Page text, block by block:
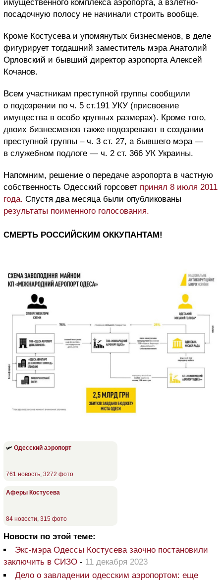
имущественного комплекса аэропорта, а взлетно-
посадочную полосу не начинали строить вообще.
Кроме Костусева и упомянутых бизнесменов, в деле
фигурирует тогдашний заместитель мэра Анатолий
Орловский и бывший директор аэропорта Алексей
Кочанов.
Всем участникам преступной группы сообщили
о подозрении по ч. 5 ст.191 УКУ (присвоение
имущества в особо крупных размерах). Кроме того,
двоих бизнесменов также подозревают в создании
преступной группы – ч. 3 ст. 27, а бывшего мэра —
в служебном подлоге — ч. 2 ст. 366 УК Украины.
Напомним, решение о передаче аэропорта в частную
собственность Одесский горсовет принял 8 июля 2011
года. Спустя два месяца были опубликованы
результаты поименного голосования.
СМЕРТЬ РОССИЙСКИМ ОККУПАНТАМ!
🛩 Одесский аэропорт
761 новость, 3272 фото
Аферы Костусева
84 новости, 315 фото
Новости по этой теме:
Экс-мэра Одессы Костусева заочно постановили
заключить в СИЗО - 11 декабря 2023
Дело о завладении одесским аэропортом: еще